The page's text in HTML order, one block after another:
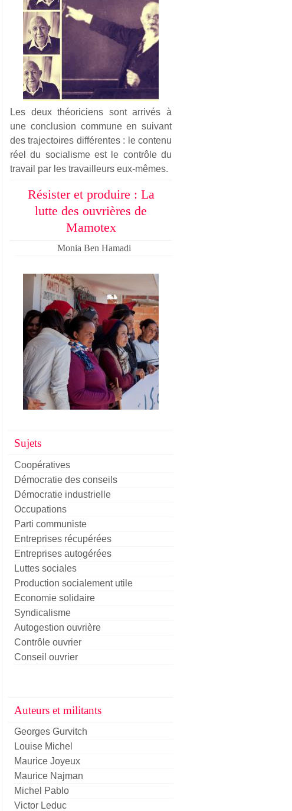
Les deux théoriciens sont arrivés à
une conclusion commune en suivant
des trajectoires différentes : le contenu
réel du socialisme est le contrôle du
travail par les travailleurs eux-mêmes.
Résister et produire : La
lutte des ouvrières de
Mamotex
Monia Ben Hamadi
Sujets
Coopératives
Démocratie des conseils
Démocratie industrielle
Occupations
Parti communiste
Entreprises récupérées
Entreprises autogérées
Luttes sociales
Production socialement utile
Economie solidaire
Syndicalisme
Autogestion ouvrière
Contrôle ouvrier
Conseil ouvrier
Auteurs et militants
Georges Gurvitch
Louise Michel
Maurice Joyeux
Maurice Najman
Michel Pablo
Victor Leduc